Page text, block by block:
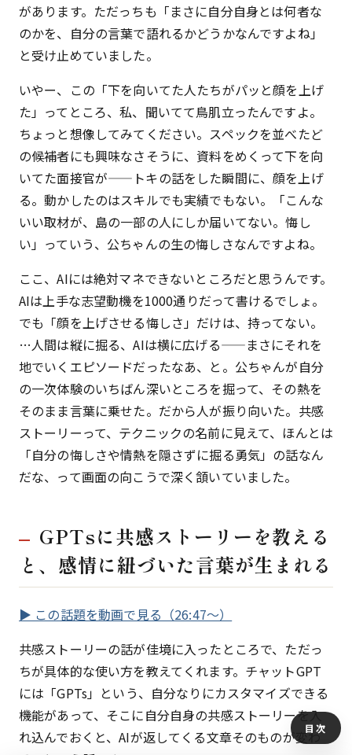
があります。ただっちも「まさに自分自身とは何者な
のかを、自分の言葉で語れるかどうかなんですよね」
と受け止めていました。
いやー、この「下を向いてた人たちがパッと顔を上げ
た」ってところ、私、聞いてて鳥肌立ったんですよ。
ちょっと想像してみてください。スペックを並べたど
の候補者にも興味なさそうに、資料をめくって下を向
いてた面接官が——トキの話をした瞬間に、顔を上げ
る。動かしたのはスキルでも実績でもない。「こんな
いい取材が、島の一部の人にしか届いてない。悔し
い」っていう、公ちゃんの生の悔しさなんですよね。
ここ、AIには絶対マネできないところだと思うんです。
AIは上手な志望動機を1000通りだって書けるでしょ。
でも「顔を上げさせる悔しさ」だけは、持ってない。
…人間は縦に掘る、AIは横に広げる——まさにそれを
地でいくエピソードだったなあ、と。公ちゃんが自分
の一次体験のいちばん深いところを掘って、その熱を
そのまま言葉に乗せた。だから人が振り向いた。共感
ストーリーって、テクニックの名前に見えて、ほんとは
「自分の悔しさや情熱を隠さずに掘る勇気」の話なん
だな、って画面の向こうで深く頷いていました。
GPTsに共感ストーリーを教える
と、感情に紐づいた言葉が生まれる
▶ この話題を動画で見る（26:47〜）
共感ストーリーの話が佳境に入ったところで、ただっ
ちが具体的な使い方を教えてくれます。チャットGPT
には「GPTs」という、自分なりにカスタマイズできる
機能があって、そこに自分自身の共感ストーリーを入
れ込んでおくと、AIが返してくる文章そのものが変わ
目次